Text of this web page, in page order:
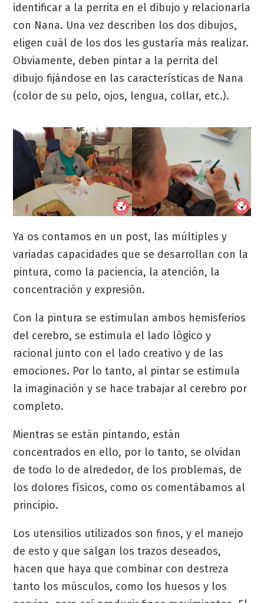
identificar a la perrita en el dibujo y relacionarla
con Nana. Una vez describen los dos dibujos,
eligen cuál de los dos les gustaría más realizar.
Obviamente, deben pintar a la perrita del
dibujo fijándose en las características de Nana
(color de su pelo, ojos, lengua, collar, etc.).
Ya os contamos en un post, las múltiples y
variadas capacidades que se desarrollan con la
pintura, como la paciencia, la atención, la
concentración y expresión.
Con la pintura se estimulan ambos hemisferios
del cerebro, se estimula el lado lógico y
racional junto con el lado creativo y de las
emociones. Por lo tanto, al pintar se estimula
la imaginación y se hace trabajar al cerebro por
completo.
Mientras se están pintando, están
concentrados en ello, por lo tanto, se olvidan
de todo lo de alrededor, de los problemas, de
los dolores físicos, como os comentábamos al
principio.
Los utensilios utilizados son finos, y el manejo
de esto y que salgan los trazos deseados,
hacen que haya que combinar con destreza
tanto los músculos, como los huesos y los